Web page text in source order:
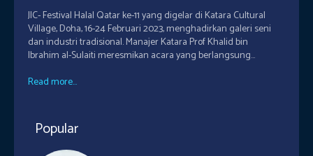
JIC- Festival Halal Qatar ke-11 yang digelar di Katara Cultural
Village, Doha, 16-24 Februari 2023, menghadirkan galeri seni
dan industri tradisional. Manajer Katara Prof Khalid bin
Ibrahim al-Sulaiti meresmikan acara yang berlangsung...
Read more...
Popular